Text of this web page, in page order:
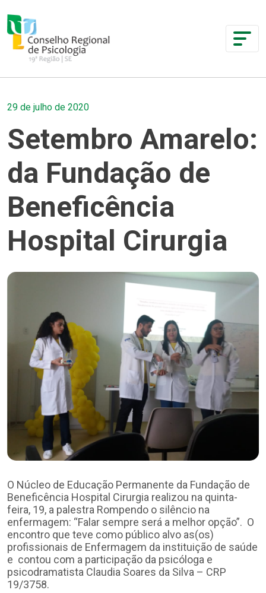
29 de julho de 2020
Setembro Amarelo:
da Fundação de
Beneficência
Hospital Cirurgia
O Núcleo de Educação Permanente da Fundação de
Beneficência Hospital Cirurgia realizou na quinta-
feira, 19, a palestra Rompendo o silêncio na
enfermagem: “Falar sempre será a melhor opção”. O
encontro que teve como público alvo as(os)
profissionais de Enfermagem da instituição de saúde
e contou com a participação da psicóloga e
psicodramatista Claudia Soares da Silva – CRP
19/3758.